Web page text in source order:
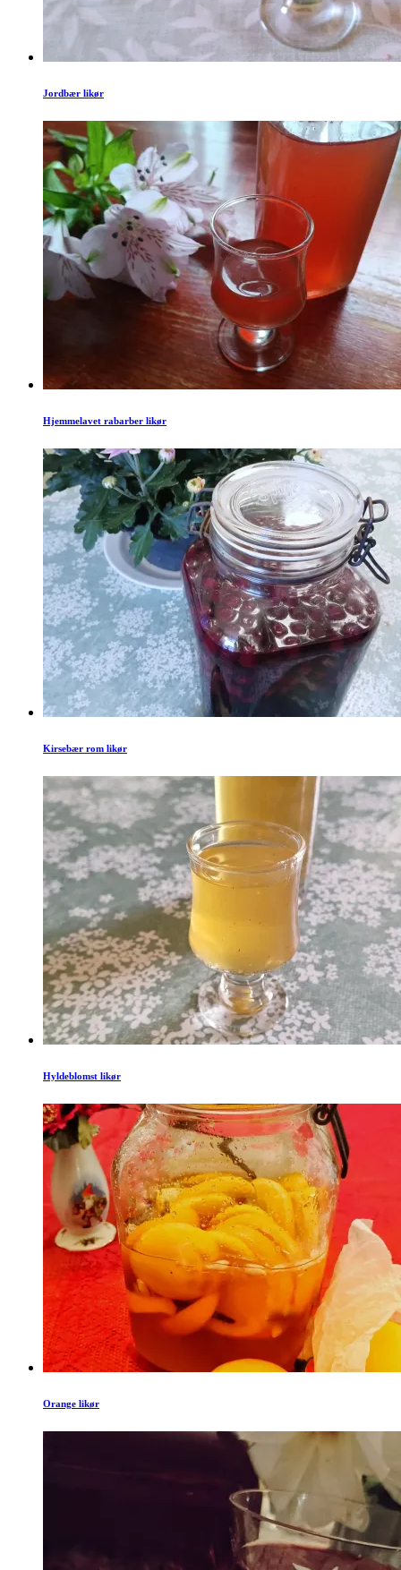
Jordbær likør
Hjemmelavet rabarber likør
Kirsebær rom likør
Hyldeblomst likør
Orange likør